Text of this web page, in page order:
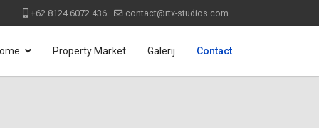
+62 8124 6072 436 contact@rtx-studios.com
Property Market Galerij Contact